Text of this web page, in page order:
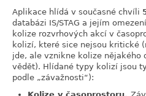
Aplikace hlídá v současné chvíli
databázi IS/STAG a jejím
kolize rozvrhových akcí v
kolizí, které sice nejsou kritické
jde, ale vznikne kolize nějakého
vědět). Hlídané typy kolizí jsou
podle „závažnosti“):